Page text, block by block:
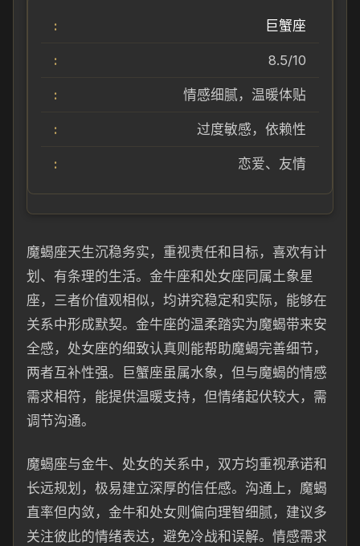
巨蟹座
8.5/10
情感细腻，温暖体贴
过度敏感，依赖性
恋爱、友情
魔蝎座天生沉稳务实，重视责任和目标，喜欢有计
划、有条理的生活。金牛座和处女座同属土象星
座，三者价值观相似，均讲究稳定和实际，能够在
关系中形成默契。金牛座的温柔踏实为魔蝎带来安
全感，处女座的细致认真则能帮助魔蝎完善细节，
两者互补性强。巨蟹座虽属水象，但与魔蝎的情感
需求相符，能提供温暖支持，但情绪起伏较大，需
调节沟通。
魔蝎座与金牛、处女的关系中，双方均重视承诺和
长远规划，极易建立深厚的信任感。沟通上，魔蝎
直率但内敛，金牛和处女则偏向理智细腻，建议多
关注彼此的情绪表达，避免冷战和误解。情感需求